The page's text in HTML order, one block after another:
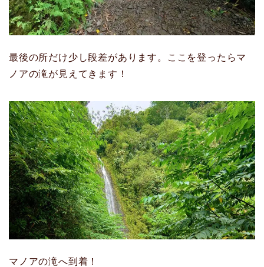
最後の所だけ少し段差があります。ここを登ったらマ
ノアの滝が見えてきます！
マノアの滝へ到着！